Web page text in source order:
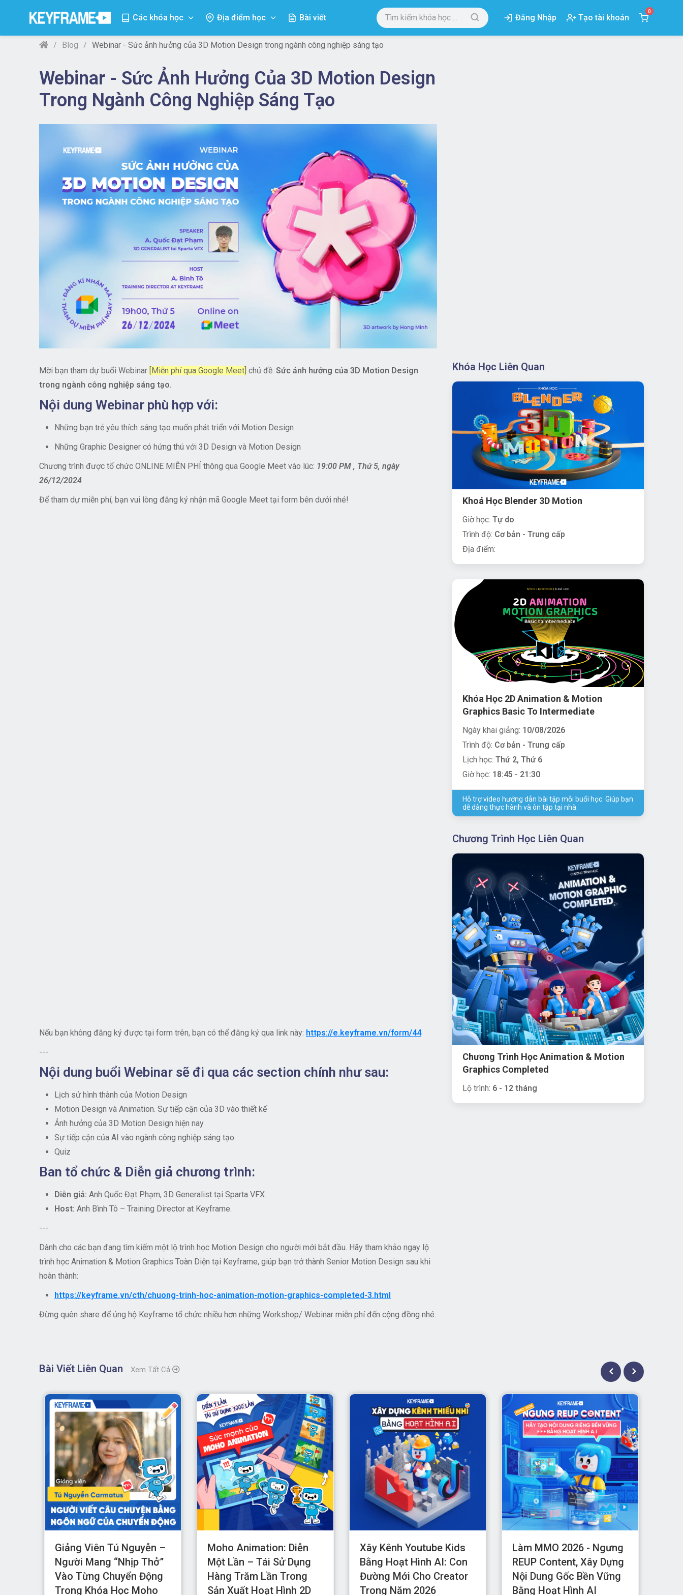
Các khóa học Địa điểm học Bài viết Đăng Nhập Tạo tài khoản
0
Blog Webinar - Sức ảnh hưởng của 3D Motion Design trong ngành công nghiệp sáng tạo
Webinar - Sức Ảnh Hưởng Của 3D Motion Design
Trong Ngành Công Nghiệp Sáng Tạo
Mời bạn tham dự buổi Webinar [Miễn phí qua Google Meet] chủ đề: Sức ảnh hưởng của 3D Motion Design
trong ngành công nghiệp sáng tạo.
Nội dung Webinar phù hợp với:
Những bạn trẻ yêu thích sáng tạo muốn phát triển với Motion Design
Những Graphic Designer có hứng thú với 3D Design và Motion Design
Chương trình được tổ chức ONLINE MIỄN PHÍ thông qua Google Meet vào lúc: 19:00 PM , Thứ 5, ngày
26/12/2024
Để tham dự miễn phí, bạn vui lòng đăng ký nhận mã Google Meet tại form bên dưới nhé!
Nếu bạn không đăng ký được tại form trên, bạn có thể đăng ký qua link này: https://e.keyframe.vn/form/44
---
Nội dung buổi Webinar sẽ đi qua các section chính như sau:
Lịch sử hình thành của Motion Design
Motion Design và Animation. Sự tiếp cận của 3D vào thiết kế
Ảnh hưởng của 3D Motion Design hiện nay
Sự tiếp cận của AI vào ngành công nghiệp sáng tạo
Quiz
Ban tổ chức & Diễn giả chương trình:
Diễn giả: Anh Quốc Đạt Phạm, 3D Generalist tại Sparta VFX.
Host: Anh Bình Tô – Training Director at Keyframe.
---
Dành cho các bạn đang tìm kiếm một lộ trình học Motion Design cho người mới bắt đầu. Hãy tham khảo ngay lộ
trình học Animation & Motion Graphics Toàn Diện tại Keyframe, giúp bạn trở thành Senior Motion Design sau khi
hoàn thành:
https://keyframe.vn/cth/chuong-trinh-hoc-animation-motion-graphics-completed-3.html
Đừng quên share để ủng hộ Keyframe tổ chức nhiều hơn những Workshop/ Webinar miễn phí đến cộng đồng nhé.
Khóa Học Liên Quan
Khoá Học Blender 3D Motion
Giờ học:Tự do
Trình độ: Cơ bản - Trung cấp
Địa điểm:
Khóa Học 2D Animation & Motion
Graphics Basic To Intermediate
Ngày khai giảng: 10/08/2026
Trình độ: Cơ bản - Trung cấp
Lịch học:Thứ 2, Thứ 6
Giờ học: 18:45 - 21:30
Hỗ trợ video hướng dẫn bài tập mỗi buổi học. Giúp bạn
dễ dàng thực hành và ôn tập tại nhà.
Chương Trình Học Liên Quan
Chương Trình Học Animation & Motion
Graphics Completed
Lộ trình: 6 - 12 tháng
Bài Viết Liên Quan Xem Tất Cả
Giảng Viên Tú Nguyễn –
Người Mang “nhịp Thở”
Vào Từng Chuyển Động
Trong Khóa Học Moho
Moho Animation: Diễn
Một Lần – Tái Sử Dụng
Hàng Trăm Lần Trong
Sản Xuất Hoạt Hình 2D
Xây Kênh Youtube Kids
Bằng Hoạt Hình AI: Con
Đường Mới Cho Creator
Trong Năm 2026
Làm MMO 2026 - Ngưng
REUP Content, Xây Dựng
Nội Dung Gốc Bền Vững
Bằng Hoạt Hình AI